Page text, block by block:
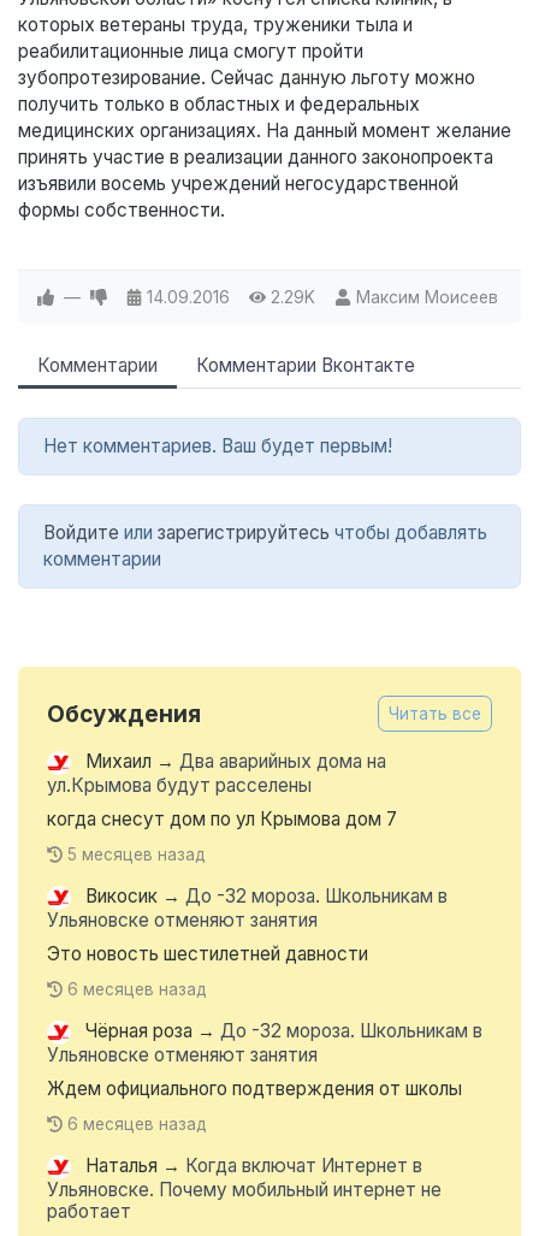
которых ветераны труда, труженики тыла и
реабилитационные лица смогут пройти
зубопротезирование. Сейчас данную льготу можно
получить только в областных и федеральных
медицинских организациях. На данный момент желание
принять участие в реализации данного законопроекта
изъявили восемь учреждений негосударственной
формы собственности.
— 14.09.2016 2.29K Максим Моисеев
Комментарии Комментарии Вконтакте
Нет комментариев. Ваш будет первым!
Войдите или зарегистрируйтесь чтобы добавлять
комментарии
Обсуждения Читать все
Михаил → Два аварийных дома на
ул.Крымова будут расселены
когда снесут дом по ул Крымова дом 7
5 месяцев назад
Викосик → До -32 мороза. Школьникам в
Ульяновске отменяют занятия
Это новость шестилетней давности
6 месяцев назад
Чёрная роза → До -32 мороза. Школьникам в
Ульяновске отменяют занятия
Ждем официального подтверждения от школы
6 месяцев назад
Наталья → Когда включат Интернет в
Ульяновске. Почему мобильный интернет не
работает